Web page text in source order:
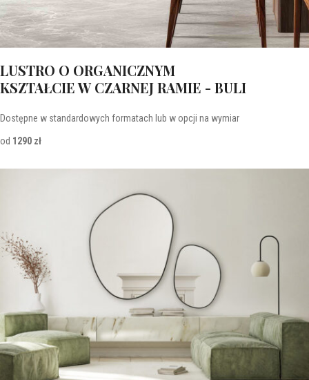
LUSTRO O ORGANICZNYM
KSZTAŁCIE W CZARNEJ RAMIE - BULI
Dostępne w standardowych formatach lub w opcji na wymiar
od 1290 zł